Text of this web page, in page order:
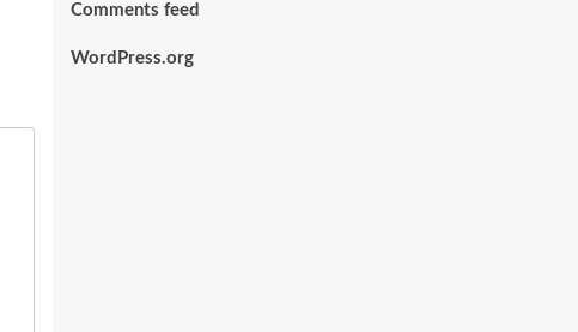
Comments feed
WordPress.org